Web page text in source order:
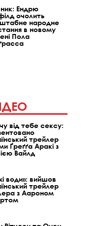
Ендрю
очолить
народне
в новому
Пола
від тебе сексу:
трейлер
Ґреґґа Аракі з
Вайлд
води»: вийшов
трейлер
з Аароном